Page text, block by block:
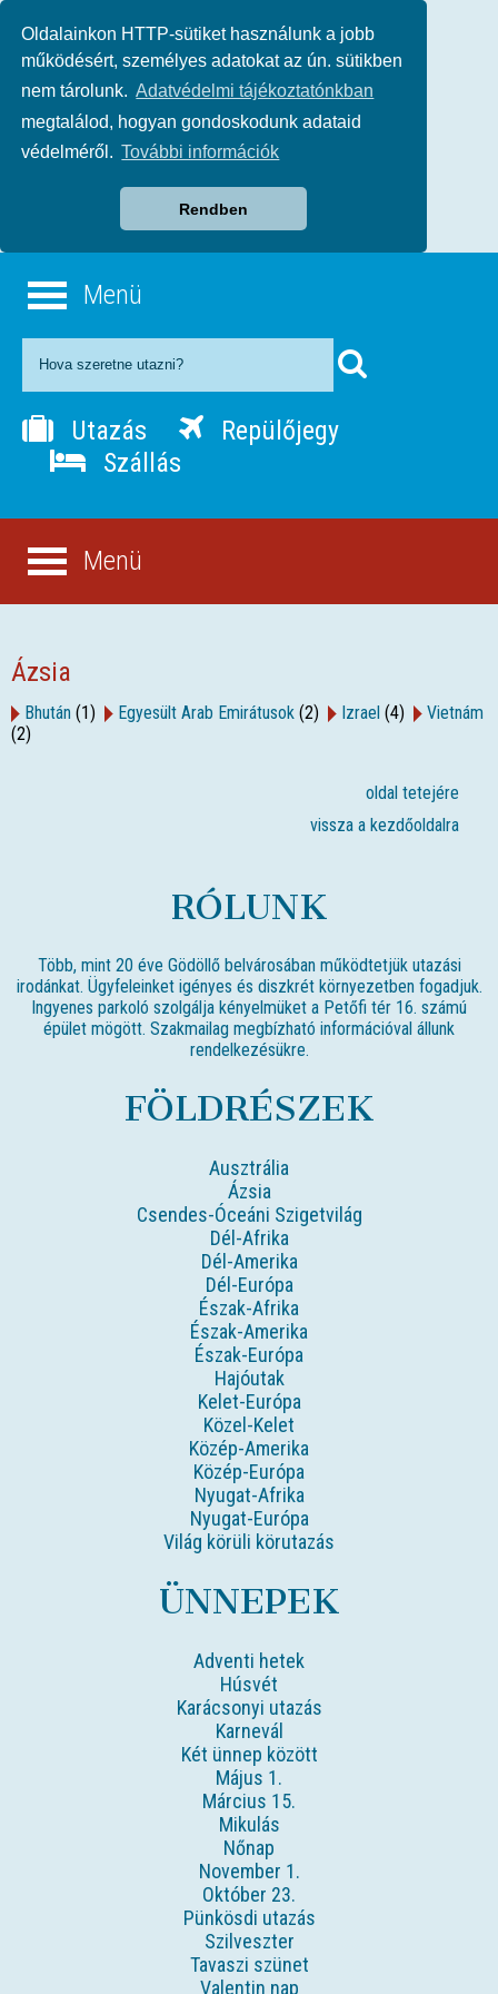
Oldalainkon HTTP-sütiket használunk a jobb
működésért, személyes adatokat az ún. sütikben
nem tárolunk. Adatvédelmi tájékoztatónkban
megtalálod, hogyan gondoskodunk adataid
védelméről. További információk
Rendben
Menü
Utazás
Repülőjegy
Szállás
Menü
Ázsia
Bhután (1) Egyesült Arab Emirátusok (2) Izrael (4)
Vietnám
(2)
oldal tetejére
vissza a kezdőoldalra
RÓLUNK
Több, mint 20 éve Gödöllő belvárosában működtetjük utazási
irodánkat. Ügyfeleinket igényes és diszkrét környezetben fogadjuk.
Ingyenes parkoló szolgálja kényelmüket a Petőfi tér 16. számú
épület mögött. Szakmailag megbízható információval állunk
rendelkezésükre.
FÖLDRÉSZEK
Ausztrália
Ázsia
Csendes-Óceáni Szigetvilág
Dél-Afrika
Dél-Amerika
Dél-Európa
Észak-Afrika
Észak-Amerika
Észak-Európa
Hajóutak
Kelet-Európa
Közel-Kelet
Közép-Amerika
Közép-Európa
Nyugat-Afrika
Nyugat-Európa
Világ körüli körutazás
ÜNNEPEK
Adventi hetek
Húsvét
Karácsonyi utazás
Karnevál
Két ünnep között
Május 1.
Március 15.
Mikulás
Nőnap
November 1.
Október 23.
Pünkösdi utazás
Szilveszter
Tavaszi szünet
Valentin nap